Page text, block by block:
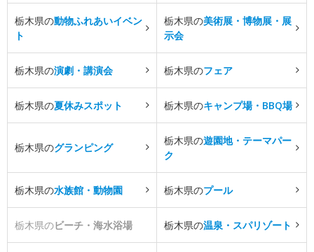
栃木県の動物ふれあいイベン
ト
栃木県の美術展・博物展・展
示会
栃木県の演劇・講演会 栃木県のフェア
栃木県の夏休みスポット 栃木県のキャンプ場・BBQ場
栃木県のグランピング
栃木県の遊園地・テーマパー
ク
栃木県の水族館・動物園 栃木県のプール
栃木県のビーチ・海水浴場 栃木県の温泉・スパリゾート